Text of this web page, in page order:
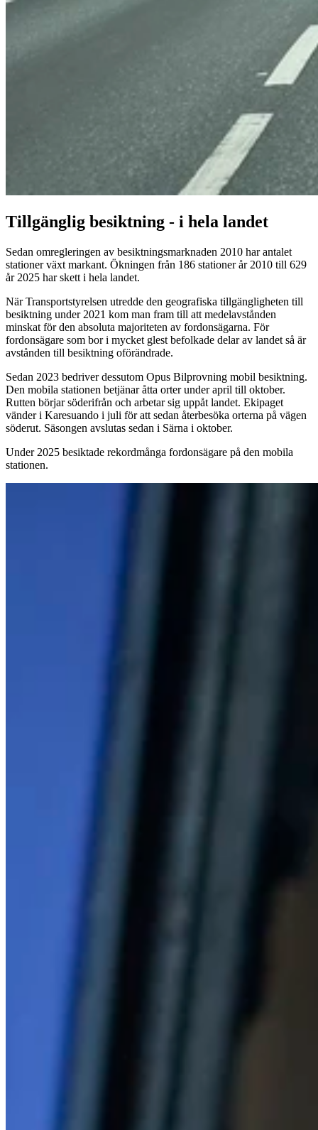
Tillgänglig besiktning - i hela landet
Sedan omregleringen av besiktningsmarknaden 2010 har antalet
stationer växt markant. Ökningen från 186 stationer år 2010 till 629
år 2025 har skett i hela landet.
När Transportstyrelsen utredde den geografiska tillgängligheten till
besiktning under 2021 kom man fram till att medelavstånden
minskat för den absoluta majoriteten av fordonsägarna. För
fordonsägare som bor i mycket glest befolkade delar av landet så är
avstånden till besiktning oförändrade.
Sedan 2023 bedriver dessutom Opus Bilprovning mobil besiktning.
Den mobila stationen betjänar åtta orter under april till oktober.
Rutten börjar söderifrån och arbetar sig uppåt landet. Ekipaget
vänder i Karesuando i juli för att sedan återbesöka orterna på vägen
söderut. Säsongen avslutas sedan i Särna i oktober.
Under 2025 besiktade rekordmånga fordonsägare på den mobila
stationen.